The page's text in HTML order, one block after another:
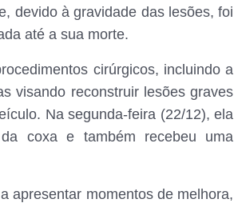
devido à gravidade das lesões, foi
até a sua morte.
cirúrgicos, incluindo a
visando reconstruir lesões graves
Na segunda-feira (22/12), ela
coxa e também recebeu uma
apresentar momentos de melhora,